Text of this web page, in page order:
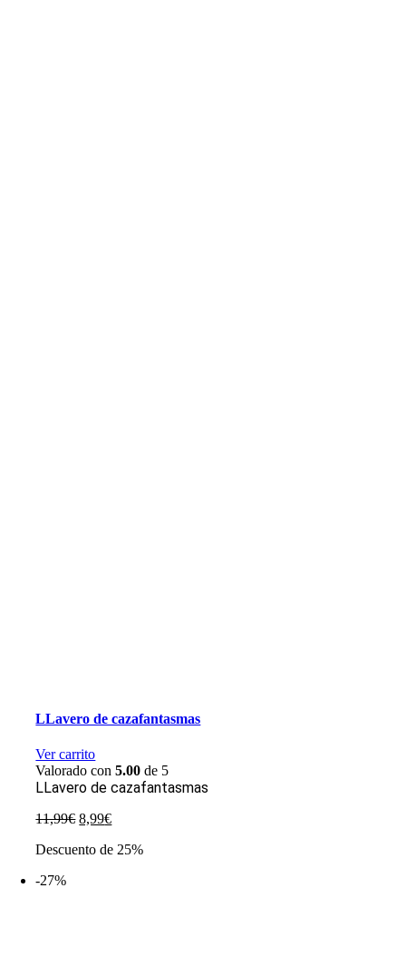
LLavero de cazafantasmas
Ver carrito
Valorado con5.00 de 5
LLavero de cazafantasmas
11,99€ El
original
8,99€El
actual
Descuento de 25%
-27%